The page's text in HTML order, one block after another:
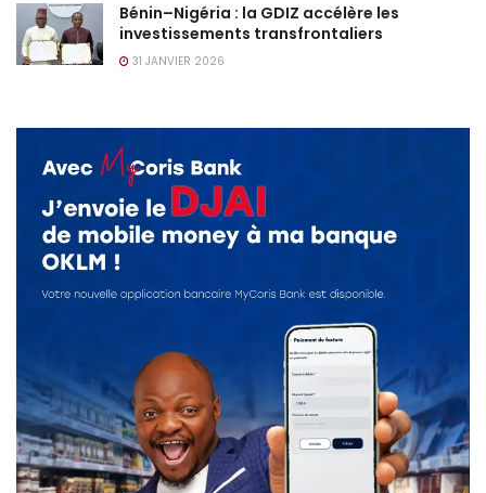
Bénin–Nigéria : la GDIZ accélère les
investissements transfrontaliers
31 JANVIER 2026